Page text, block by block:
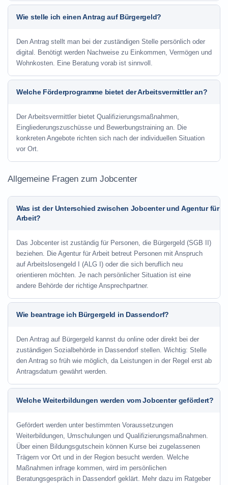
Wie stelle ich einen Antrag auf Bürgergeld?
Den Antrag stellt man bei der zuständigen Stelle persönlich oder
digital. Benötigt werden Nachweise zu Einkommen, Vermögen und
Wohnkosten. Eine Beratung vorab ist sinnvoll.
Welche Förderprogramme bietet der Arbeitsvermittler an?
Der Arbeitsvermittler bietet Qualifizierungsmaßnahmen,
Eingliederungszuschüsse und Bewerbungstraining an. Die
konkreten Angebote richten sich nach der individuellen Situation
vor Ort.
Allgemeine Fragen zum Jobcenter
Was ist der Unterschied zwischen Jobcenter und Agentur für
Arbeit?
Das Jobcenter ist zuständig für Personen, die Bürgergeld (SGB II)
beziehen. Die Agentur für Arbeit betreut Personen mit Anspruch
auf Arbeitslosengeld I (ALG I) oder die sich beruflich neu
orientieren möchten. Je nach persönlicher Situation ist eine
andere Behörde der richtige Ansprechpartner.
Wie beantrage ich Bürgergeld in Dassendorf?
Den Antrag auf Bürgergeld kannst du online oder direkt bei der
zuständigen Sozialbehörde in Dassendorf stellen. Wichtig: Stelle
den Antrag so früh wie möglich, da Leistungen in der Regel erst ab
Antragsdatum gewährt werden.
Welche Weiterbildungen werden vom Jobcenter gefördert?
Gefördert werden unter bestimmten Voraussetzungen
Weiterbildungen, Umschulungen und Qualifizierungsmaßnahmen.
Über einen Bildungsgutschein können Kurse bei zugelassenen
Trägern vor Ort und in der Region besucht werden. Welche
Maßnahmen infrage kommen, wird im persönlichen
Beratungsgespräch in Dassendorf geklärt. Mehr dazu im Ratgeber